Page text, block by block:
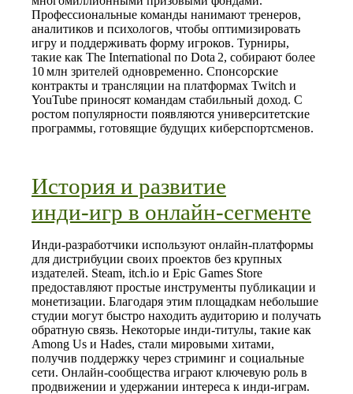
Профессиональные команды нанимают тренеров,
аналитиков и психологов, чтобы оптимизировать
игру и поддерживать форму игроков. Турниры,
такие как The International по Dota 2, собирают более
10 млн зрителей одновременно. Спонсорские
контракты и трансляции на платформах Twitch и
YouTube приносят командам стабильный доход. С
ростом популярности появляются университетские
программы, готовящие будущих киберспортсменов.
История и развитие
инди‑игр в онлайн‑сегменте
Инди‑разработчики используют онлайн‑платформы
для дистрибуции своих проектов без крупных
издателей. Steam, itch.io и Epic Games Store
предоставляют простые инструменты публикации и
монетизации. Благодаря этим площадкам небольшие
студии могут быстро находить аудиторию и получать
обратную связь. Некоторые инди‑титулы, такие как
Among Us и Hades, стали мировыми хитами,
получив поддержку через стриминг и социальные
сети. Онлайн‑сообщества играют ключевую роль в
продвижении и удержании интереса к инди‑играм.